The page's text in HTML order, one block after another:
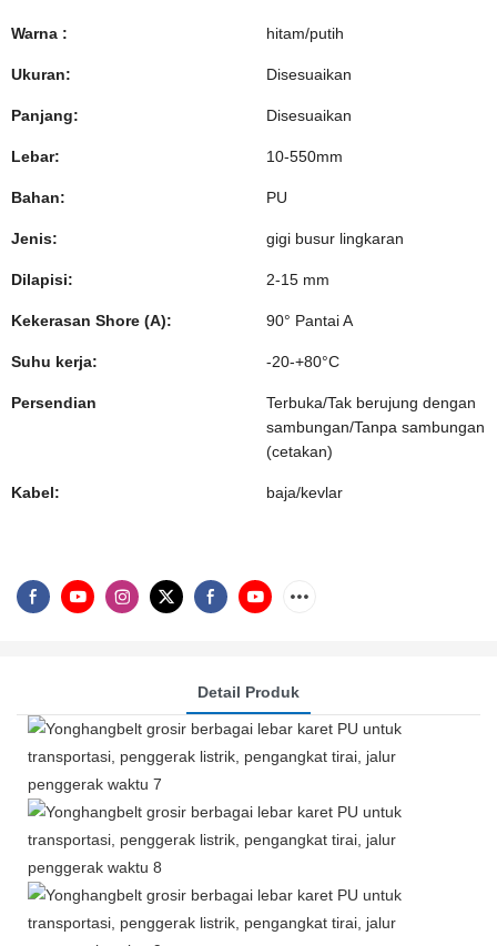
Warna : hitam/putih
Ukuran: Disesuaikan
Panjang: Disesuaikan
Lebar: 10-550mm
Bahan: PU
Jenis: gigi busur lingkaran
Dilapisi: 2-15 mm
Kekerasan Shore (A): 90° Pantai A
Suhu kerja: -20-+80°C
Persendian
Terbuka/Tak berujung dengan
sambungan/Tanpa sambungan
(cetakan)
Kabel: baja/kevlar
Detail Produk